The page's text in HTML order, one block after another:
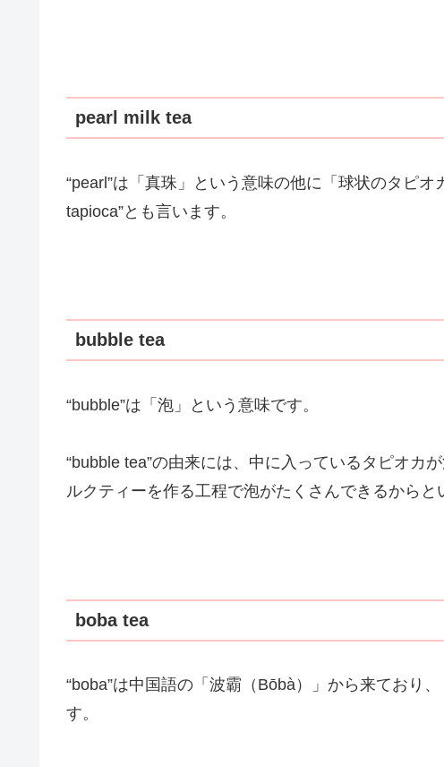
pearl milk tea
“pearl”は「真珠」という意味の他に「球状のタピ
tapioca”とも言います。
bubble tea
“bubble”は「泡」という意味です。
“bubble tea”の由来には、中に入っているタピオカ
ルクティーを作る工程で泡がたくさんできるからと
boba tea
“boba”は中国語の「波霸（Bōbà）」から来ており
す。